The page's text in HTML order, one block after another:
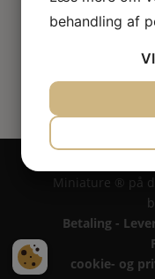
Miniature ® på
Betaling -
cookie- og
behandling af